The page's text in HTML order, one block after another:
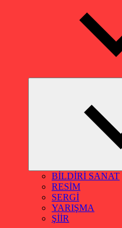
BİLDİRİ SANAT
RESİM
SERGİ
YARIŞMA
ŞİİR